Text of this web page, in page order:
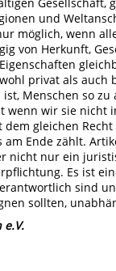
Gesellschaft,
und
möglich, wenn
von Herkunft,
privat als
Menschen so
wenn wir sie nicht
dem gleichen
am Ende zählt.
nicht nur ein
Es ist
sind
sollten,